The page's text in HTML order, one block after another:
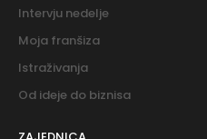
Intervju nedelje
Moja franšiza
Istraživanja
Od ideje do biznisa